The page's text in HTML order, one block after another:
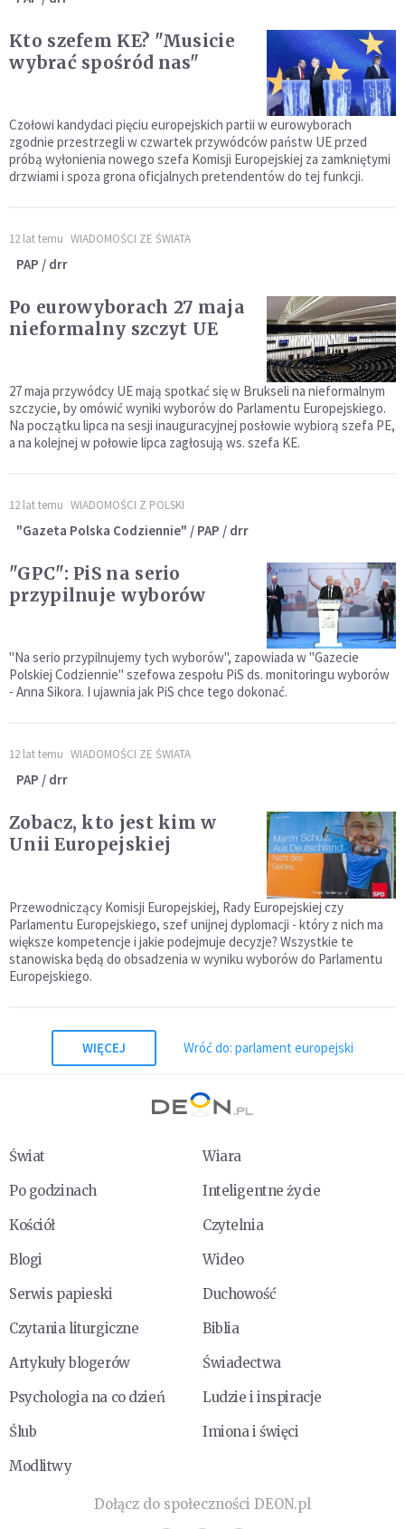
Kto szefem KE? "Musicie
wybrać spośród nas"
Czołowi kandydaci pięciu europejskich partii w eurowyborach
zgodnie przestrzegli w czwartek przywódców państw UE przed
próbą wyłonienia nowego szefa Komisji Europejskiej za zamkniętymi
drzwiami i spoza grona oficjalnych pretendentów do tej funkcji.
12 lat temu WIADOMOŚCI ZE ŚWIATA
PAP / drr
Po eurowyborach 27 maja
nieformalny szczyt UE
27 maja przywódcy UE mają spotkać się w Brukseli na nieformalnym
szczycie, by omówić wyniki wyborów do Parlamentu Europejskiego.
Na początku lipca na sesji inauguracyjnej posłowie wybiorą szefa PE,
a na kolejnej w połowie lipca zagłosują ws. szefa KE.
12 lat temu WIADOMOŚCI Z POLSKI
"Gazeta Polska Codziennie" / PAP / drr
"GPC": PiS na serio
przypilnuje wyborów
"Na serio przypilnujemy tych wyborów", zapowiada w "Gazecie
Polskiej Codziennie" szefowa zespołu PiS ds. monitoringu wyborów
- Anna Sikora. I ujawnia jak PiS chce tego dokonać.
12 lat temu WIADOMOŚCI ZE ŚWIATA
PAP / drr
Zobacz, kto jest kim w
Unii Europejskiej
Przewodniczący Komisji Europejskiej, Rady Europejskiej czy
Parlamentu Europejskiego, szef unijnej dyplomacji - który z nich ma
większe kompetencje i jakie podejmuje decyzje? Wszystkie te
stanowiska będą do obsadzenia w wyniku wyborów do Parlamentu
Europejskiego.
WIĘCEJ Wróć do: parlament europejski
Świat
Wiara
Po godzinach
Inteligentne życie
Kościół
Czytelnia
Blogi
Wideo
Serwis papieski
Duchowość
Czytania liturgiczne
Biblia
Artykuły blogerów
Świadectwa
Psychologia na co dzień
Ludzie i inspiracje
Ślub
Imiona i święci
Modlitwy
Dołącz do społeczności DEON.pl